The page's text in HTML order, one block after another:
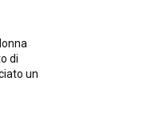
di
un